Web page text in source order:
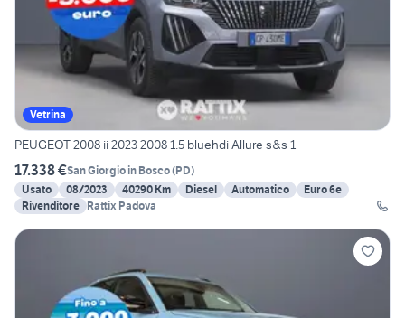
Vetrina
PEUGEOT 2008 ii 2023 2008 1.5 bluehdi Allure s&s 1
17.338 €San Giorgio in Bosco(PD)
Usato
08/2023 40290 Km Diesel Automatico
Euro 6e
Rivenditore Rattix Padova